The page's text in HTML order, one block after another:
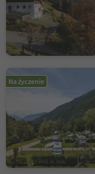
Na życzenie